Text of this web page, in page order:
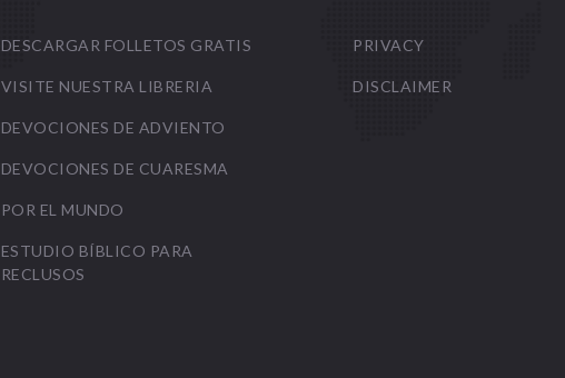
DESCARGAR FOLLETOS GRATIS
VISITE NUESTRA LIBRERIA
DEVOCIONES DE ADVIENTO
DEVOCIONES DE CUARESMA
POR EL MUNDO
ESTUDIO BÍBLICO PARA
RECLUSOS
PRIVACY
DISCLAIMER